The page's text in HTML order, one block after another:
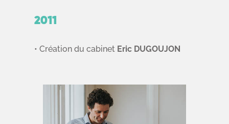
2011
• Création du cabinet Eric DUGOUJON